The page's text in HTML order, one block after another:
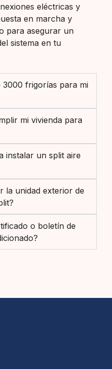
eléctricas y
en marcha y
para asegurar un
sistema en tu
3000 frigorías para mi
mi vivienda para
instalar un split aire
la unidad exterior de
o boletín de